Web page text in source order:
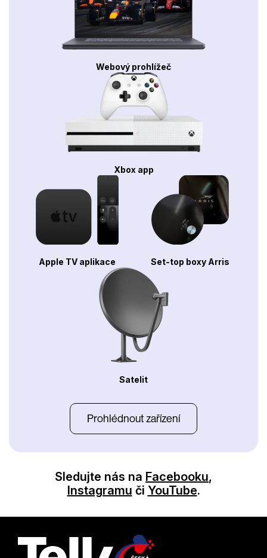
Webový prohlížeč
Xbox app
Apple TV aplikace Set-top boxy Arris
Satelit
Prohlédnout zařízení
Sledujte nás na Facebooku,
Instagramu či YouTube.